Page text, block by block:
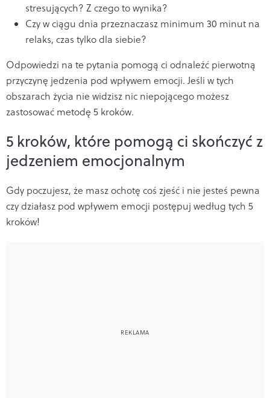
stresujących? Z czego to wynika?
Czy w ciągu dnia przeznaczasz minimum 30 minut na
relaks, czas tylko dla siebie?
Odpowiedzi na te pytania pomogą ci odnaleźć pierwotną
przyczynę jedzenia pod wpływem emocji. Jeśli w tych
obszarach życia nie widzisz nic niepojącego możesz
zastosować metodę 5 kroków.
5 kroków, które pomogą ci skończyć z
jedzeniem emocjonalnym
Gdy poczujesz, że masz ochotę coś zjeść i nie jesteś pewna
czy działasz pod wpływem emocji postępuj według tych 5
kroków!